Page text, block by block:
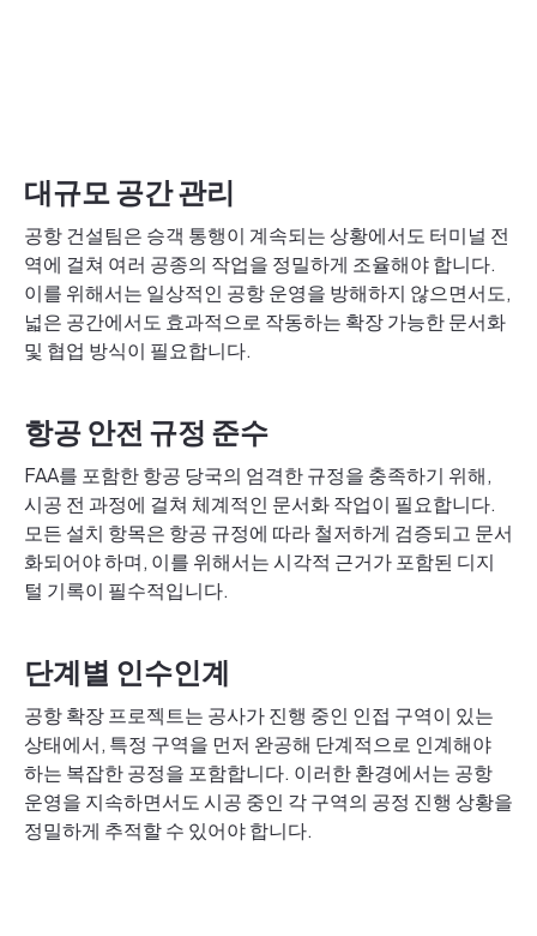
대규모 공간 관리
공항 건설팀은 승객 통행이 계속되는 상황에서도 터미널 전
역에 걸쳐 여러 공종의 작업을 정밀하게 조율해야 합니다.
이를 위해서는 일상적인 공항 운영을 방해하지 않으면서도,
넓은 공간에서도 효과적으로 작동하는 확장 가능한 문서화
및 협업 방식이 필요합니다.
항공 안전 규정 준수
FAA를 포함한 항공 당국의 엄격한 규정을 충족하기 위해,
시공 전 과정에 걸쳐 체계적인 문서화 작업이 필요합니다.
모든 설치 항목은 항공 규정에 따라 철저하게 검증되고 문서
화되어야 하며, 이를 위해서는 시각적 근거가 포함된 디지
털 기록이 필수적입니다.
단계별 인수인계
공항 확장 프로젝트는 공사가 진행 중인 인접 구역이 있는
상태에서, 특정 구역을 먼저 완공해 단계적으로 인계해야
하는 복잡한 공정을 포함합니다. 이러한 환경에서는 공항
운영을 지속하면서도 시공 중인 각 구역의 공정 진행 상황을
정밀하게 추적할 수 있어야 합니다.